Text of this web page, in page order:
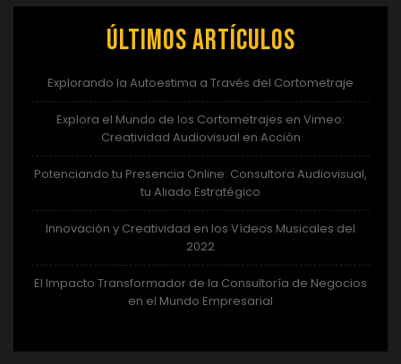
Últimos artículos
Explorando la Autoestima a Través del Cortometraje
Explora el Mundo de los Cortometrajes en Vimeo:
Creatividad Audiovisual en Acción
Potenciando tu Presencia Online: Consultora Audiovisual,
tu Aliado Estratégico
Innovación y Creatividad en los Vídeos Musicales del
2022
El Impacto Transformador de la Consultoría de Negocios
en el Mundo Empresarial